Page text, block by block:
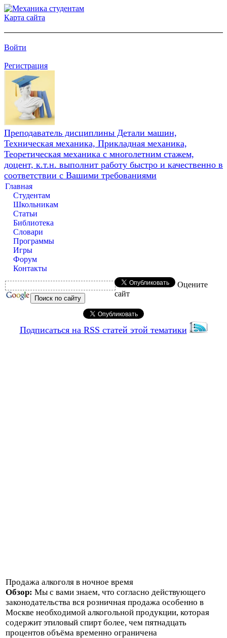
Карта сайта
Войти
Регистрация
Преподаватель дисциплины Детали машин,
Техническая механика, Прикладная механика,
Теоретическая механика с многолетним стажем,
доцент, к.т.н. выполнит работу быстро и качественно в
соответствии с Вашими требованиями
Главная
Студентам
Школьникам
Статьи
Библиотека
Словари
Программы
Игры
Форум
Контакты
Оцените
сайт
Подписаться на RSS статей этой тематики
Продажа алкоголя в ночное время
Обзор: Мы с вами знаем, что согласно действующего
законодательства вся розничная продажа особенно в
Москве необходимой алкогольной продукции, которая
содержит этиловый спирт более, чем пятнадцать
процентов объёма временно ограничена